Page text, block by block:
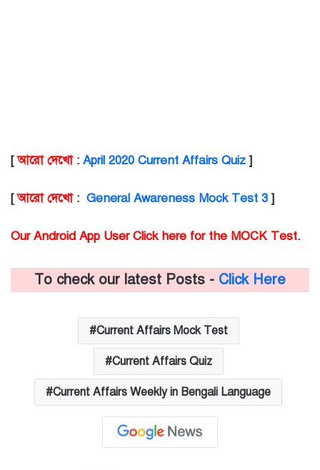
[আরো দেখো: April 2020 Current Affairs Quiz ]
[আরো দেখো: General Awareness Mock Test 3 ]
Our Android App User Click here for the MOCK Test.
To check our latest Posts - Click Here
Current Affairs Mock Test
Current Affairs Quiz
Current Affairs Weekly in Bengali Language